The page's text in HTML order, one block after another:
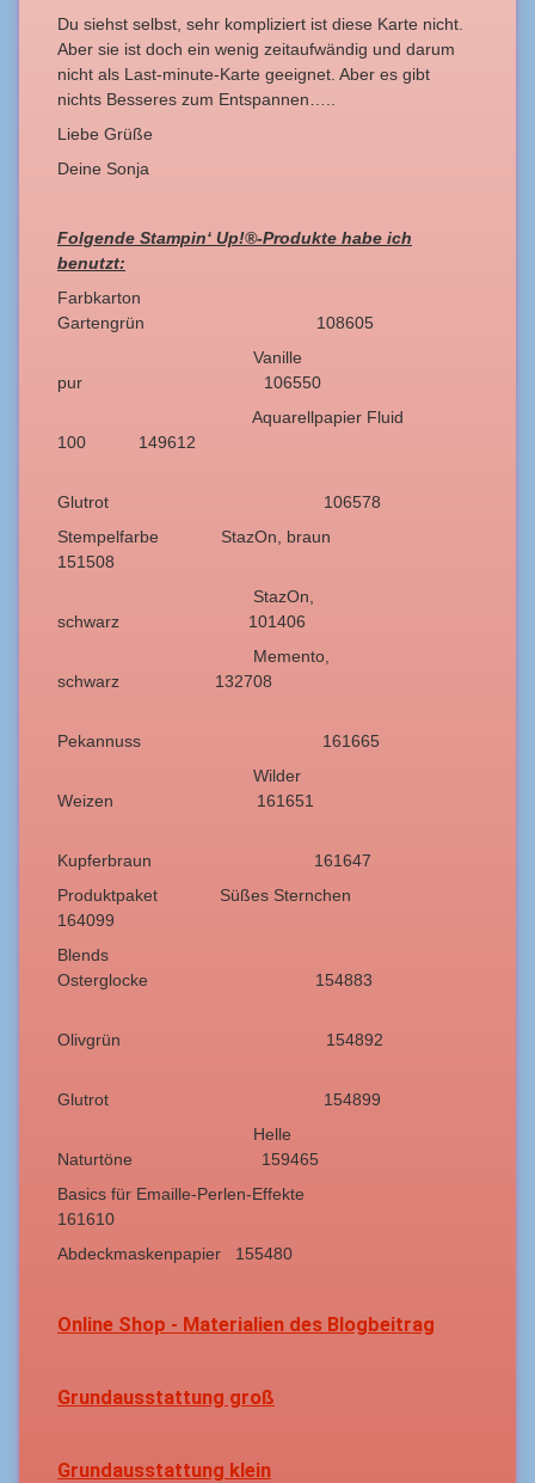
Du siehst selbst, sehr kompliziert ist diese Karte nicht.
Aber sie ist doch ein wenig zeitaufwändig und darum
nicht als Last-minute-Karte geeignet. Aber es gibt
nichts Besseres zum Entspannen…..
Liebe Grüße
Deine Sonja
Folgende Stampin‘ Up!®-Produkte habe ich
benutzt:
Farbkarton
Gartengrün 108605
Vanille
pur 106550
Aquarellpapier Fluid
100 149612
Glutrot 106578
Stempelfarbe StazOn, braun
151508
StazOn,
schwarz 101406
Memento,
schwarz 132708
Pekannuss 161665
Wilder
Weizen 161651
Kupferbraun 161647
Produktpaket Süßes Sternchen
164099
Blends
Osterglocke 154883
Olivgrün 154892
Glutrot 154899
Helle
Naturtöne 159465
Basics für Emaille-Perlen-Effekte
161610
Abdeckmaskenpapier 155480
Online Shop - Materialien des Blogbeitrag
Grundausstattung groß
Grundausstattung klein